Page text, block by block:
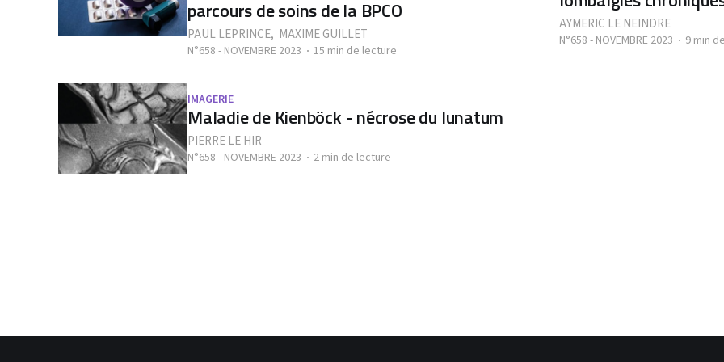
parcours de soins de la BPCO
PAUL LEPRINCE, MAXIME GUILLET
N°658 - NOVEMBRE 2023 15 min de lecture
AYMERIC LE NEINDRE
N°658 - NOVEMBRE 2023 9 min
IMAGERIE
Maladie de Kienböck - nécrose du lunatum
PIERRE LE HIR
N°658 - NOVEMBRE 2023 2 min de lecture